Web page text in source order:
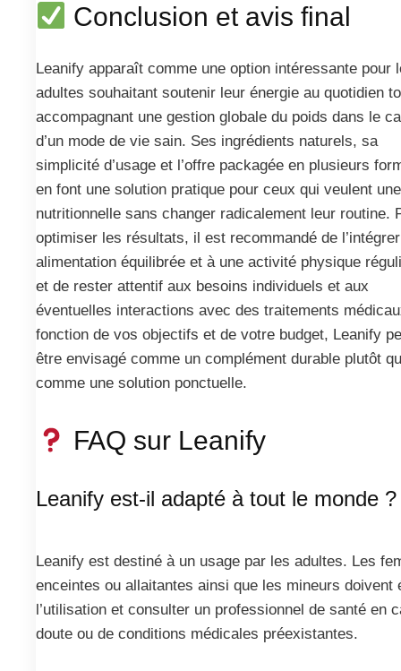
Conclusion et avis final
Leanify apparaît comme une option intéressante pour
adultes souhaitant soutenir leur énergie au quotidien
accompagnant une gestion globale du poids dans le
d’un mode de vie sain. Ses ingrédients naturels, sa
simplicité d’usage et l’offre packagée en plusieurs
en font une solution pratique pour ceux qui veulent
nutritionnelle sans changer radicalement leur routine.
optimiser les résultats, il est recommandé de
alimentation équilibrée et à une activité physique
et de rester attentif aux besoins individuels et aux
éventuelles interactions avec des traitements
fonction de vos objectifs et de votre budget, Leanify
être envisagé comme un complément durable plutôt
comme une solution ponctuelle.
FAQ sur Leanify
Leanify est-il adapté à tout le monde ?
Leanify est destiné à un usage par les adultes. Les
enceintes ou allaitantes ainsi que les mineurs doivent
l’utilisation et consulter un professionnel de santé en
doute ou de conditions médicales préexistantes.